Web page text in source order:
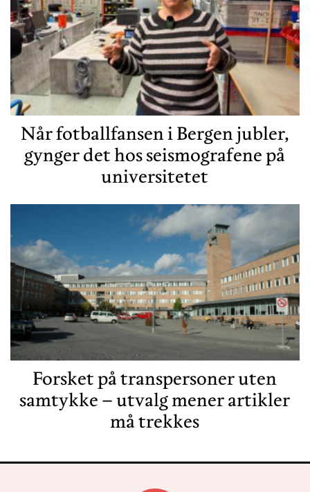
Når fotballfansen i Bergen jubler,
gynger det hos seismografene på
universitetet
Forsket på transpersoner uten
samtykke – utvalg mener artikler
må trekkes